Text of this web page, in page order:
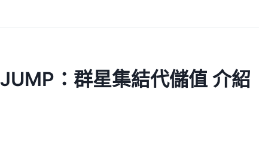
JUMP：群星集結代儲值 介紹